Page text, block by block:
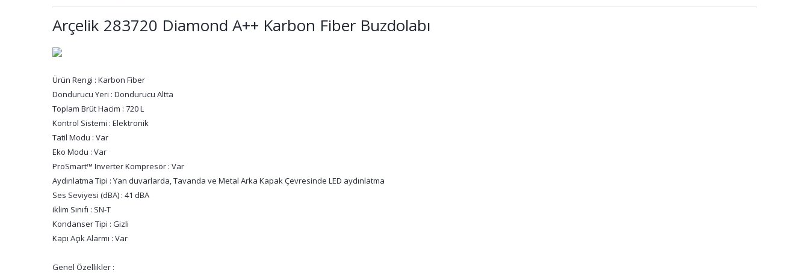
Arçelik 283720 Diamond A++ Karbon Fiber Buzdolabı
Ürün Rengi : Karbon Fiber
Dondurucu Yeri : Dondurucu Altta
Toplam Brüt Hacim : 720 L
Kontrol Sistemi : Elektronik
Tatil Modu : Var
Eko Modu : Var
ProSmart™ Inverter Kompresör : Var
Aydınlatma Tipi : Yan duvarlarda, Tavanda ve Metal Arka Kapak Çevresinde LED aydınlatma
Ses Seviyesi (dBA) : 41 dBA
iklim Sınıfı : SN-T
Kondanser Tipi : Gizli
Kapı Açık Alarmı : Var
Genel Özellikler :